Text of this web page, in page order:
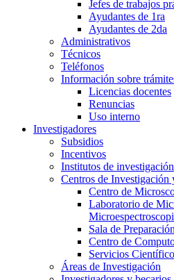
Jefes de trabajos
Ayudantes de 1ra
Ayudantes de 2da
Administrativos
Técnicos
Teléfonos
Información sobre
Licencias docentes
Renuncias
Uso interno
Investigadores
Subsidios
Incentivos
Institutos de investigación
Centros de Investigación
Centro de
Laboratorio de
Sala de
Centro de
Servicios
Áreas de Investigación